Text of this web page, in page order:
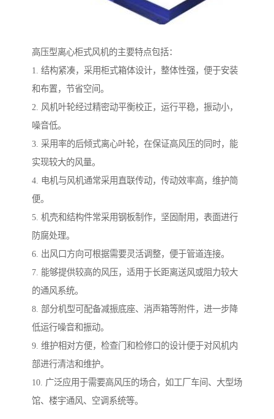
高压型离心柜式风机的主要特点包括：
1. 结构紧凑，采用柜式箱体设计，整体性强，便于安装
和布置，节省空间。
2. 风机叶轮经过精密动平衡校正，运行平稳，振动小，
噪音低。
3. 采用率的后倾式离心叶轮，在保证高风压的同时，能
实现较大的风量。
4. 电机与风机通常采用直联传动，传动效率高，维护简
便。
5. 机壳和结构件常采用钢板制作，坚固耐用，表面进行
防腐处理。
6. 出风口方向可根据需要灵活调整，便于管道连接。
7. 能够提供较高的风压，适用于长距离送风或阻力较大
的通风系统。
8. 部分机型可配备减振底座、消声箱等附件，进一步降
低运行噪音和振动。
9. 维护相对方便，检查门和检修口的设计便于对风机内
部进行清洁和维护。
10. 广泛应用于需要高风压的场合，如工厂车间、大型场
馆、楼宇通风、空调系统等。